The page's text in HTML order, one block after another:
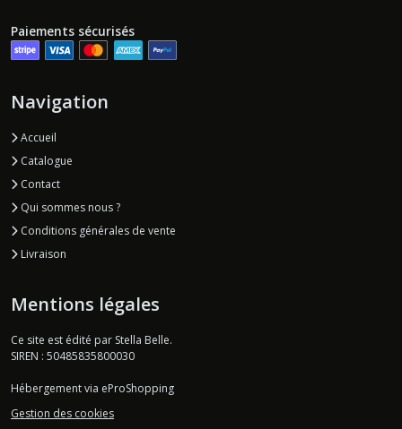
Paiements sécurisés
Navigation
Accueil
Catalogue
Contact
Qui sommes nous ?
Conditions générales de vente
Livraison
Mentions légales
Ce site est édité par Stella Belle.
SIREN : 50485835800030
Hébergement via eProShopping
Gestion des cookies